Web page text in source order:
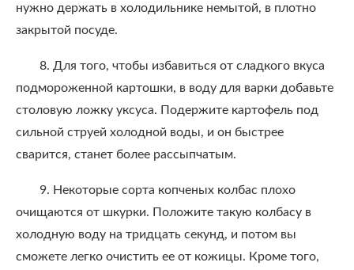
нужно держать в холодильнике немытой, в плотно
закрытой посуде.
8. Для того, чтобы избавиться от сладкого вкуса
подмороженной картошки, в воду для варки добавьте
столовую ложку уксуса. Подержите картофель под
сильной струей холодной воды, и он быстрее
сварится, станет более рассыпчатым.
9. Некоторые сорта копченых колбас плохо
очищаются от шкурки. Положите такую колбасу в
холодную воду на тридцать секунд, и потом вы
сможете легко очистить ее от кожицы. Кроме того,